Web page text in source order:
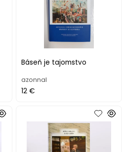
Báseň je tajomstvo
azonnal
12 €